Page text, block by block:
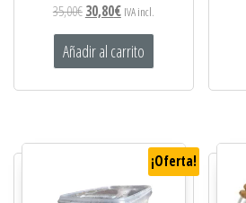
35,00€30,80€ IVA incl.
Añadir al carrito
¡Oferta!